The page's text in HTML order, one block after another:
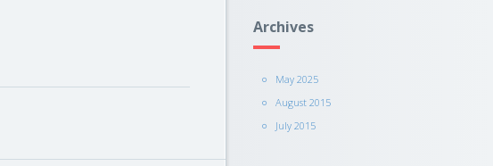
Archives
May 2025
August 2015
July 2015